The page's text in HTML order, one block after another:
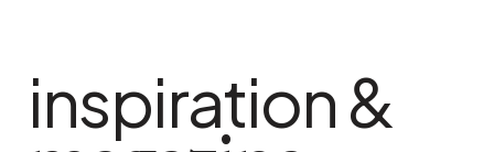
inspiration &